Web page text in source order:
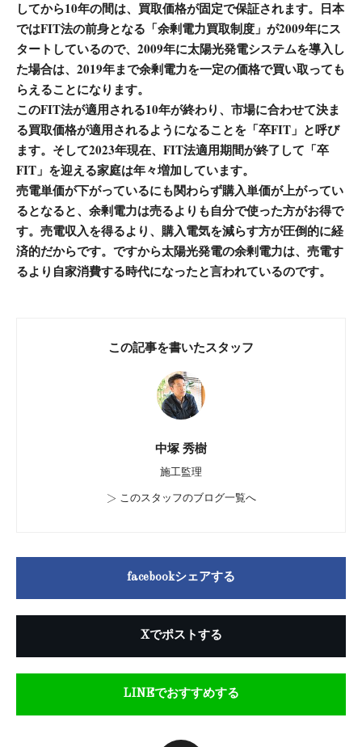
してから10年の間は、買取価格が固定で保証されます。日本
ではFIT法の前身となる「余剰電力買取制度」が2009年にス
タートしているので、2009年に太陽光発電システムを導入し
た場合は、2019年まで余剰電力を一定の価格で買い取っても
らえることになります。
このFIT法が適用される10年が終わり、市場に合わせて決ま
る買取価格が適用されるようになることを「卒FIT」と呼び
ます。そして2023年現在、FIT法適用期間が終了して「卒
FIT」を迎える家庭は年々増加しています。
売電単価が下がっているにも関わらず購入単価が上がってい
るとなると、余剰電力は売るよりも自分で使った方がお得で
す。売電収入を得るより、購入電気を減らす方が圧倒的に経
済的だからです。ですから太陽光発電の余剰電力は、売電す
るより自家消費する時代になったと言われているのです。
この記事を書いたスタッフ
中塚 秀樹
施工監理
> このスタッフのブログ一覧へ
facebookシェアする
Xでポストする
LINEでおすすめする